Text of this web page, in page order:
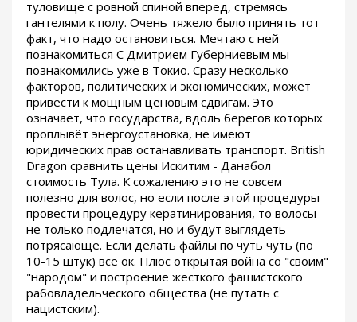
туловище с ровной спиной вперед, стремясь
гантелями к полу. Очень тяжело было принять тот
факт, что надо остановиться. Мечтаю с ней
познакомиться С Дмитрием Губерниевым мы
познакомились уже в Токио. Сразу несколько
факторов, политических и экономических, может
привести к мощным ценовым сдвигам. Это
означает, что государства, вдоль берегов которых
проплывёт энергоустановка, не имеют
юридических прав останавливать транспорт. British
Dragon сравнить цены Искитим - Данабол
стоимость Тула. К сожалению это не совсем
полезно для волос, но если после этой процедуры
провести процедуру кератинирования, то волосы
не только подлечатся, но и будут выглядеть
потрясающе. Если делать файлы по чуть чуть (по
10-15 штук) все ок. Плюс открытая война со "своим"
"народом" и построение жёсткого фашистского
рабовладельческого общества (не путать с
нацистским).